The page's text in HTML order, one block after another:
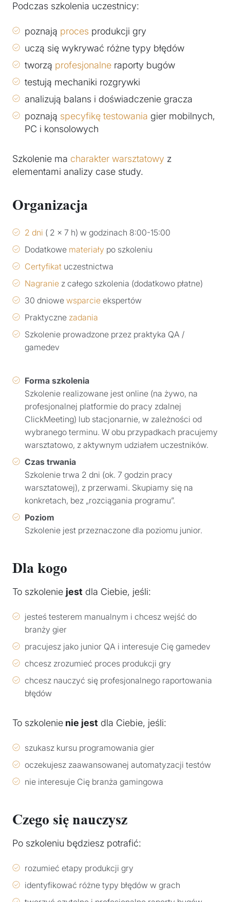
Podczas szkolenia uczestnicy:
poznają proces produkcji gry
uczą się wykrywać różne typy błędów
tworzą profesjonalne raporty bugów
testują mechaniki rozgrywki
analizują balans i doświadczenie gracza
poznają specyfikę testowania gier mobilnych,
PC i konsolowych
Szkolenie ma charakter warsztatowy z
elementami analizy case study.
Organizacja
2 dni ( 2 x 7 h) w godzinach 8:00-15:00
Dodatkowe materiały po szkoleniu
Certyfikat uczestnictwa
Nagranie z całego szkolenia (dodatkowo płatne)
30 dniowe wsparcie ekspertów
Praktyczne zadania
Szkolenie prowadzone przez praktyka QA /
gamedev
Forma szkolenia
Szkolenie realizowane jest online (na żywo, na
profesjonalnej platformie do pracy zdalnej
ClickMeeting) lub stacjonarnie, w zależności od
wybranego terminu. W obu przypadkach pracujemy
warsztatowo, z aktywnym udziałem uczestników.
Czas trwania
Szkolenie trwa 2 dni (ok. 7 godzin pracy
warsztatowej), z przerwami. Skupiamy się na
konkretach, bez „rozciągania programu”.
Poziom
Szkolenie jest przeznaczone dla poziomu junior.
Dla kogo
To szkolenie jest dla Ciebie, jeśli:
jesteś testerem manualnym i chcesz wejść do
branży gier
pracujesz jako junior QA i interesuje Cię gamedev
chcesz zrozumieć proces produkcji gry
chcesz nauczyć się profesjonalnego raportowania
błędów
To szkolenie nie jest dla Ciebie, jeśli:
szukasz kursu programowania gier
oczekujesz zaawansowanej automatyzacji testów
nie interesuje Cię branża gamingowa
Czego się nauczysz
Po szkoleniu będziesz potrafić:
rozumieć etapy produkcji gry
identyfikować różne typy błędów w grach